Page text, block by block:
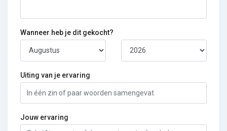
Wanneer heb je dit gekocht?
Uiting van je ervaring
Jouw ervaring